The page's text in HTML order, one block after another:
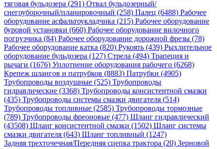
тяговая бульдозера (291) Отвал бульдозерный/
снегоуборочный/планировочный (258) Палец (6488) Рабочее
оборудование асфальтоукладчика (215) Рабочее оборудование
буровой установки (660) Рабочее оборудование вилочного
погрузчика (84) Рабочее оборудование дорожной фрезы (78)
Рабочее оборудование катка (820) Рукоять (439) Рыхлительное
оборудование бульдозера (127) Стрела (494) Трапеция и
рычаги (1676) Уплотнение оборудования рабочего (6268)
Крепеж шлангов и патрубков (8883) Патрубки (4905)
Трубопроводы воздушные (525) Трубопроводы
гидравлические (3368) Трубопроводы консистентной смазки
(435) Трубопроводы системы смазки двигателя (514)
Трубопроводы топливные (2585) Трубопроводы тормозные
(789) Трубопроводы фреоновые (477) Шланг гидравлический
(43508) Шланг консистентной смазки (1502) Шланг системы
смазки двигателя (643) Шланг топливный (1247)
Задняя трехточечная/Передняя сцепка трактора (20) Зерновой